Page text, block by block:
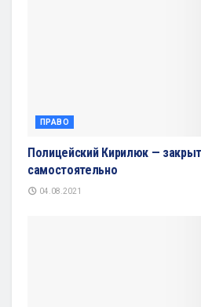
ПРАВО
Полицейский Кирилюк —
самостоятельно
04.08.2021